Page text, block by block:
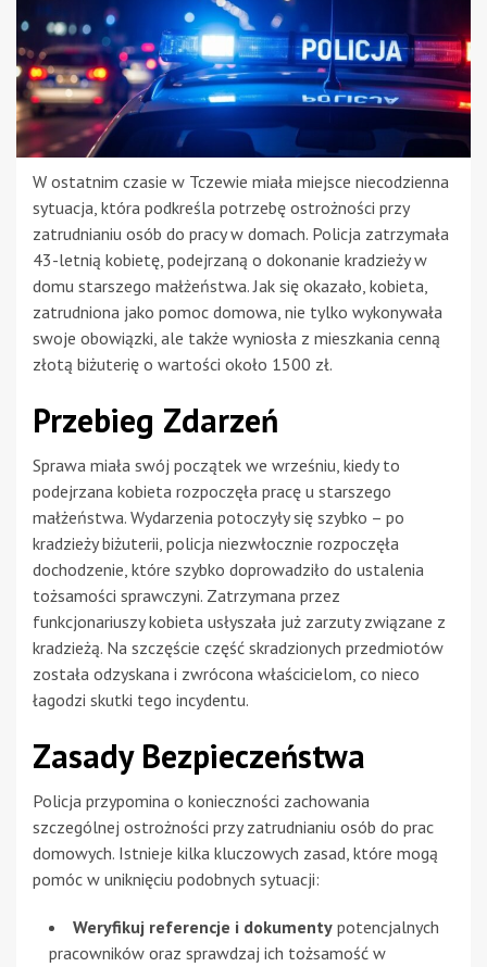
W ostatnim czasie w Tczewie miała miejsce niecodzienna
sytuacja, która podkreśla potrzebę ostrożności przy
zatrudnianiu osób do pracy w domach. Policja zatrzymała
43-letnią kobietę, podejrzaną o dokonanie kradzieży w
domu starszego małżeństwa. Jak się okazało, kobieta,
zatrudniona jako pomoc domowa, nie tylko wykonywała
swoje obowiązki, ale także wyniosła z mieszkania cenną
złotą biżuterię o wartości około 1500 zł.
Przebieg Zdarzeń
Sprawa miała swój początek we wrześniu, kiedy to
podejrzana kobieta rozpoczęła pracę u starszego
małżeństwa. Wydarzenia potoczyły się szybko – po
kradzieży biżuterii, policja niezwłocznie rozpoczęła
dochodzenie, które szybko doprowadziło do ustalenia
tożsamości sprawczyni. Zatrzymana przez
funkcjonariuszy kobieta usłyszała już zarzuty związane z
kradzieżą. Na szczęście część skradzionych przedmiotów
została odzyskana i zwrócona właścicielom, co nieco
łagodzi skutki tego incydentu.
Zasady Bezpieczeństwa
Policja przypomina o konieczności zachowania
szczególnej ostrożności przy zatrudnianiu osób do prac
domowych. Istnieje kilka kluczowych zasad, które mogą
pomóc w uniknięciu podobnych sytuacji:
Weryfikuj referencje i dokumenty potencjalnych
pracowników oraz sprawdzaj ich tożsamość w